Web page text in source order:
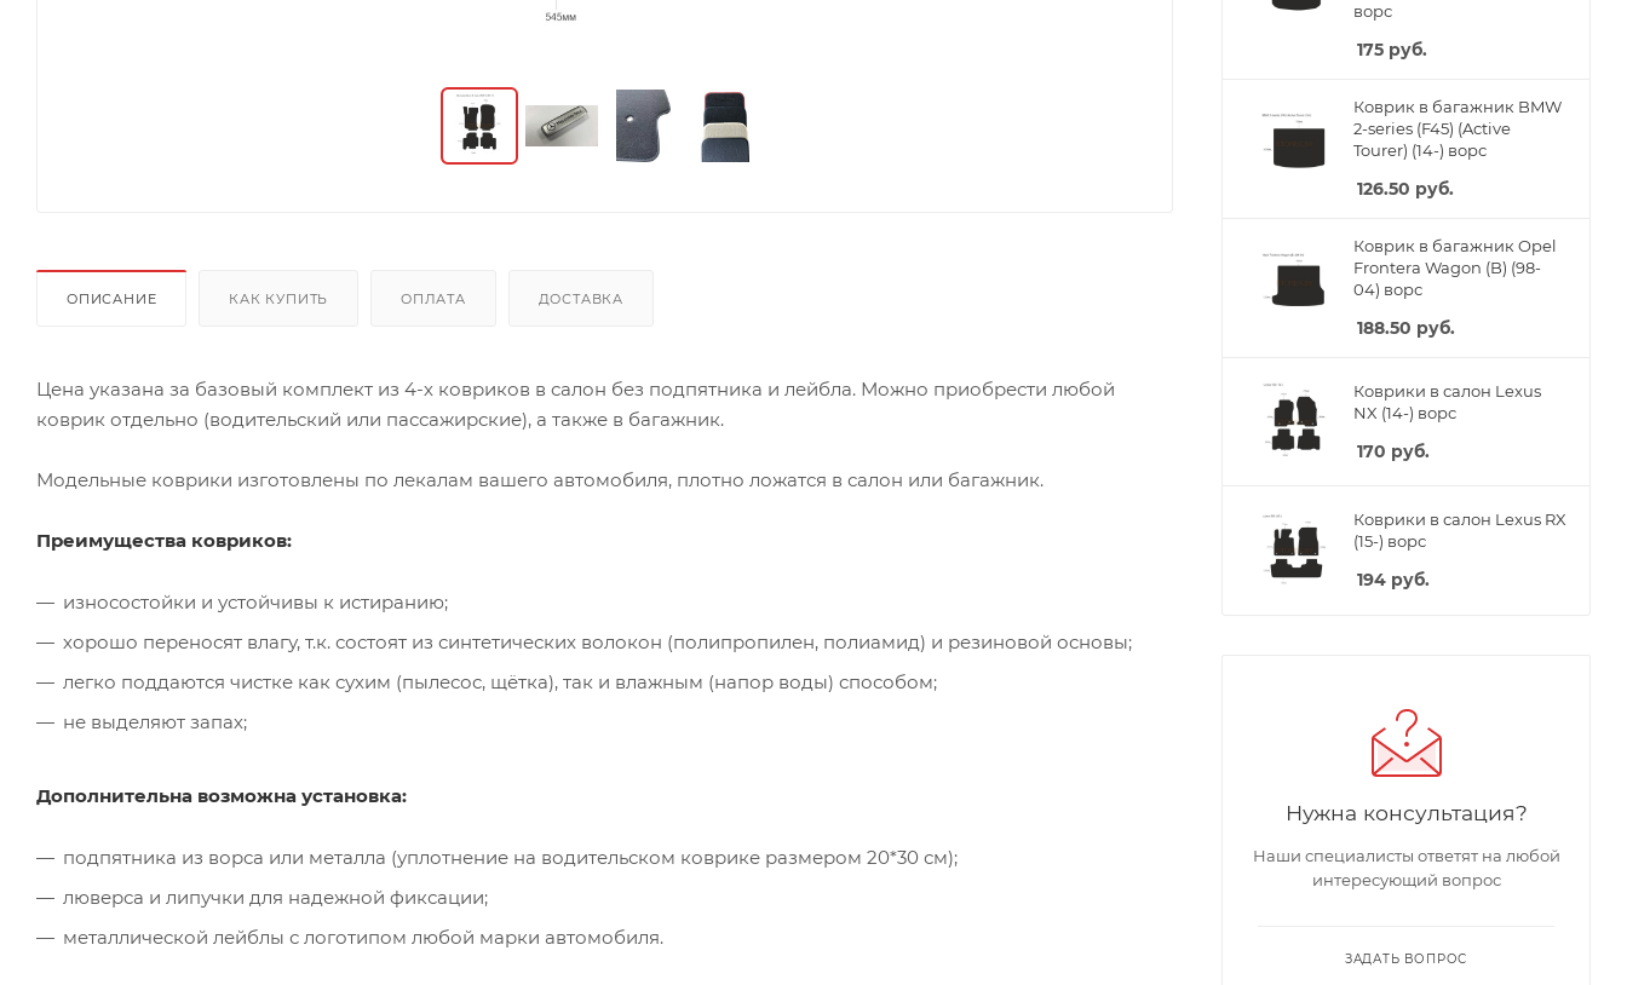
ОПИСАНИЕ КАК КУПИТЬ ОПЛАТА ДОСТАВКА
Цена указана за базовый комплект из 4-х ковриков в салон без подпятника и лейбла. Можно приобрести любой
коврик отдельно (водительский или пассажирские), а также в багажник.
Модельные коврики изготовлены по лекалам вашего автомобиля, плотно ложатся в салон или багажник.
Преимущества ковриков:
износостойки и устойчивы к истиранию;
хорошо переносят влагу, т.к. состоят из синтетических волокон (полипропилен, полиамид) и резиновой основы;
легко поддаются чистке как сухим (пылесос, щётка), так и влажным (напор воды) способом;
не выделяют запах;
Дополнительна возможна установка:
подпятника из ворса или металла (уплотнение на водительском коврике размером 20*30 см);
люверса и липучки для надежной фиксации;
металлической лейблы с логотипом любой марки автомобиля.
ворс
175 руб.
Коврик в багажник BMW
2-series (F45) (Active
Tourer) (14-) ворс
126.50 руб.
Коврик в багажник Opel
Frontera Wagon (B) (98-
04) ворс
188.50 руб.
Коврики в салон Lexus
NX (14-) ворс
170 руб.
Коврики в салон Lexus RX
(15-) ворс
194 руб.
Нужна консультация?
Наши специалисты ответят на любой
интересующий вопрос
ЗАДАТЬ ВОПРОС